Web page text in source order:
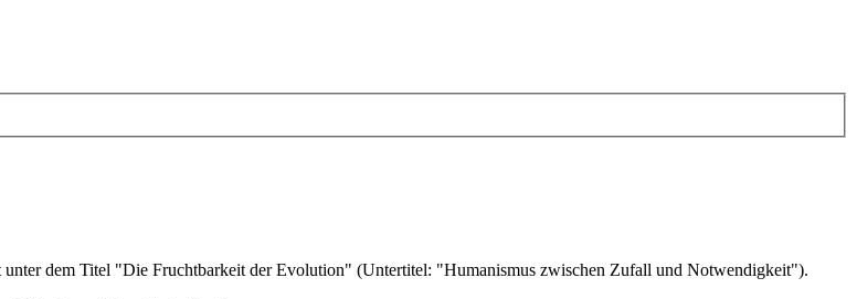
dem Titel "Die Fruchtbarkeit der Evolution" (Untertitel: "Humanismus zwischen Zufall und Notwendigkeit").